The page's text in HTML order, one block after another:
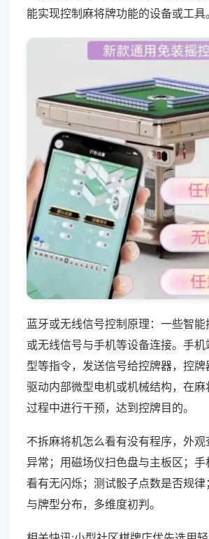
能实现控制麻将牌功能的设备或工具。
蓝牙或无线信号控制原理：一些智
或无线信号与手机等设备连接。手
型等指令，发送信号给控牌器，控
驱动内部微型电机或机械结构，在
过程中进行干预，达到控牌目的。
不拆麻将机怎么看有没有程序，外
异常；用磁场仪扫色盘与主板区；
看有无闪烁；测试骰子点数是否规
与牌型分布，多维度初判。